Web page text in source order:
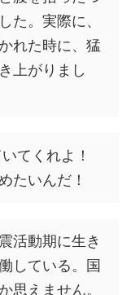
た。実際に、
れた時に、猛
上がりまし
てくれよ！
たいんだ！
活動期に生き
している。国
思えません。